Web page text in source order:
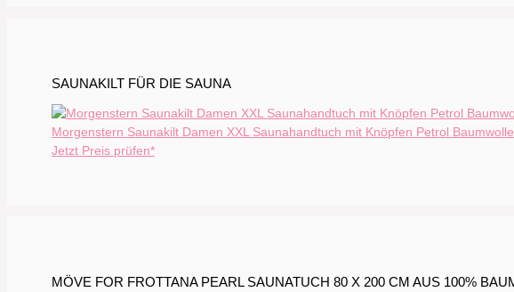
SAUNAKILT FÜR DIE SAUNA
Morgenstern Saunakilt Damen XXL Saunahandtuch mit Knöpfen Petrol
Jetzt Preis prüfen*
MÖVE FOR FROTTANA PEARL SAUNATUCH 80 X 200 CM AUS 100%